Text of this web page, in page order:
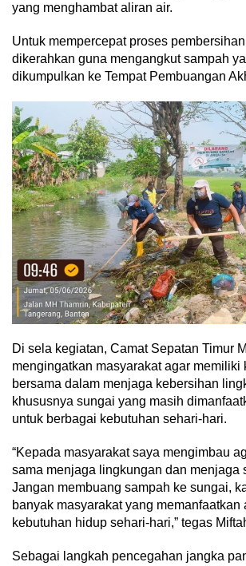
yang menghambat aliran air.
Untuk mempercepat proses
dikerahkan guna mengangkut sampah
dikumpulkan ke Tempat Pembuangan
Di sela kegiatan, Camat Sepatan Timur
mengingatkan masyarakat agar memiliki
bersama dalam menjaga kebersihan
khususnya sungai yang masih
untuk berbagai kebutuhan sehari-hari.
“Kepada masyarakat saya mengimbau
sama menjaga lingkungan dan menjaga
Jangan membuang sampah ke sungai,
banyak masyarakat yang memanfaatkan
kebutuhan hidup sehari-hari,” tegas
Sebagai langkah pencegahan jangka